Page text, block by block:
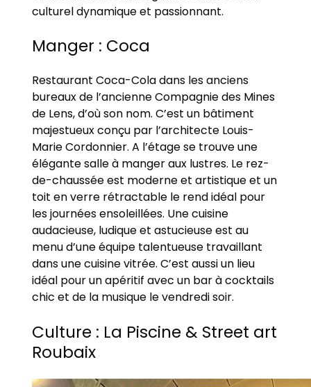
culturel dynamique et passionnant.
Manger : Coca
Restaurant Coca-Cola dans les anciens
bureaux de l’ancienne Compagnie des Mines
de Lens, d’où son nom. C’est un bâtiment
majestueux conçu par l’architecte Louis-
Marie Cordonnier. A l’étage se trouve une
élégante salle à manger aux lustres. Le rez-
de-chaussée est moderne et artistique et un
toit en verre rétractable le rend idéal pour
les journées ensoleillées. Une cuisine
audacieuse, ludique et astucieuse est au
menu d’une équipe talentueuse travaillant
dans une cuisine vitrée. C’est aussi un lieu
idéal pour un apéritif avec un bar à cocktails
chic et de la musique le vendredi soir.
Culture : La Piscine & Street art
Roubaix